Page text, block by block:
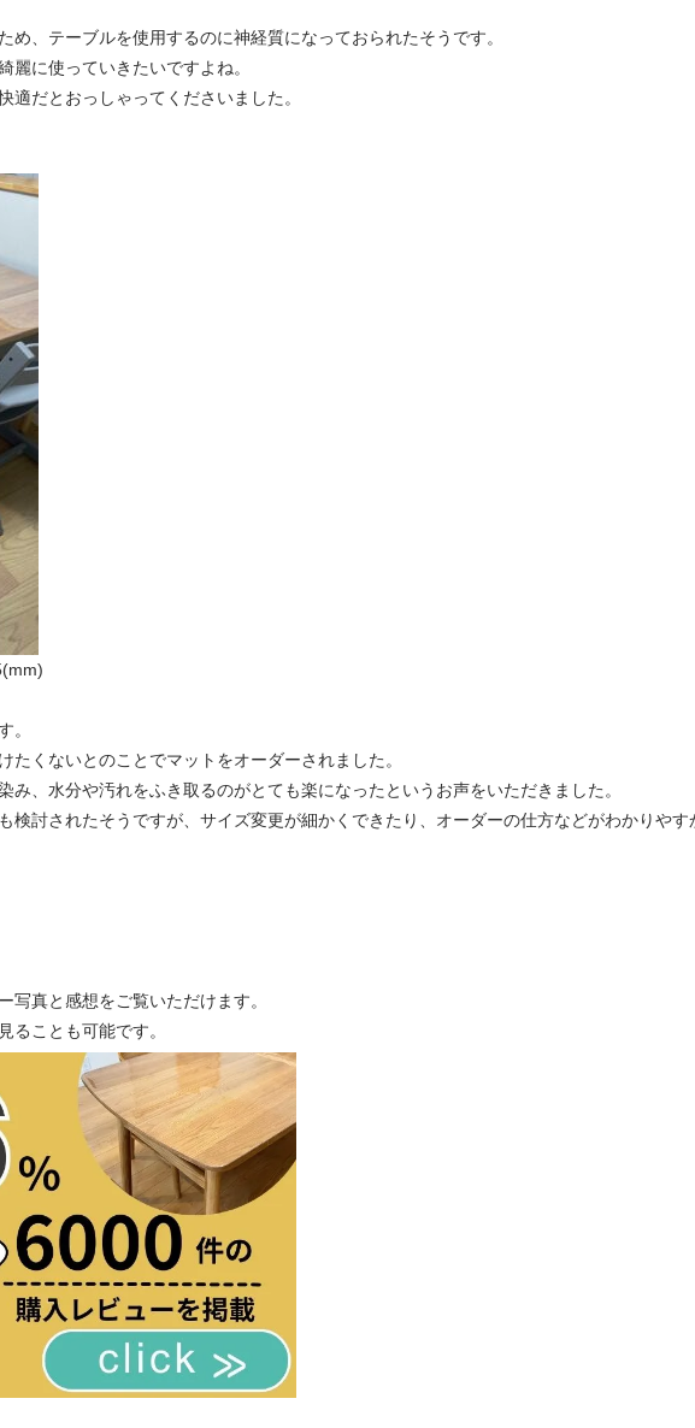
め、テーブルを使用するのに神経質になっておられたそうです。
麗に使っていきたいですよね。
適だとおっしゃってくださいました。
。
たくないとのことでマットをオーダーされました。
み、水分や汚れをふき取るのがとても楽になったというお声をいただきました。
検討されたそうですが、サイズ変更が細かくできたり、オーダーの仕方などがわかりや
写真と感想をご覧いただけます。
ることも可能です。